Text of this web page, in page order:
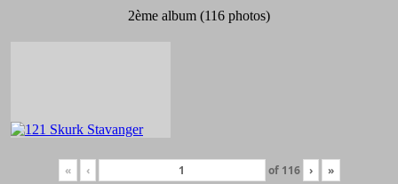
2ème album (116 photos)
« ‹ of 116 › »